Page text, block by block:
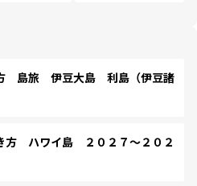
島旅 伊豆大島 利島（伊豆諸
方 ハワイ島 ２０２７～２０２